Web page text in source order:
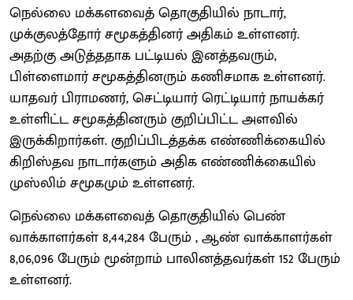
நெல்லை மக்களவைத் தொகுதியில் நாடார்,
முக்குலத்தோர் சமூகத்தினர் அதிகம் உள்ளனர்.
அதற்கு அடுத்ததாக பட்டியல் இனத்தவரும்,
பிள்ளைமார் சமூகத்தினரும் கணிசமாக உள்ளனர்.
யாதவர் பிராமணர், செட்டியார் ரெட்டியார் நாயக்கர்
உள்ளிட்ட சமூகத்தினரும் குறிப்பிட்ட அளவில்
இருக்கிறார்கள். குறிப்பிடத்தக்க எண்ணிக்கையில்
கிறிஸ்தவ நாடார்களும் அதிக எண்ணிக்கையில்
முஸ்லிம் சமூகமும் உள்ளனர்.
நெல்லை மக்களவைத் தொகுதியில் பெண்
வாக்காளர்கள் 8,44,284 பேரும் , ஆண் வாக்காளர்கள்
8,06,096 பேரும் மூன்றாம் பாலினத்தவர்கள் 152 பேரும்
உள்ளனர்.